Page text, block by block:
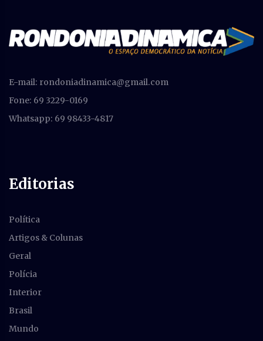
E-mail: rondoniadinamica@gmail.com
Fone: 69 3229-0169
Whatsapp: 69 98433-4817
Editorias
Política
Artigos & Colunas
Geral
Polícia
Interior
Brasil
Mundo